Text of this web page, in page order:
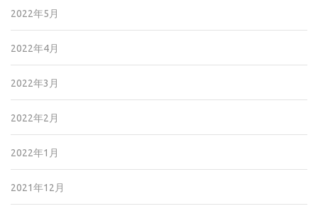
2022年5月
2022年4月
2022年3月
2022年2月
2022年1月
2021年12月